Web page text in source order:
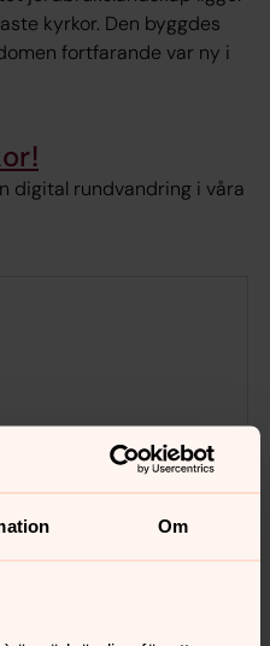
Om
kyrkor. Den byggdes
fortfarande var ny i
digital rundvandring i våra